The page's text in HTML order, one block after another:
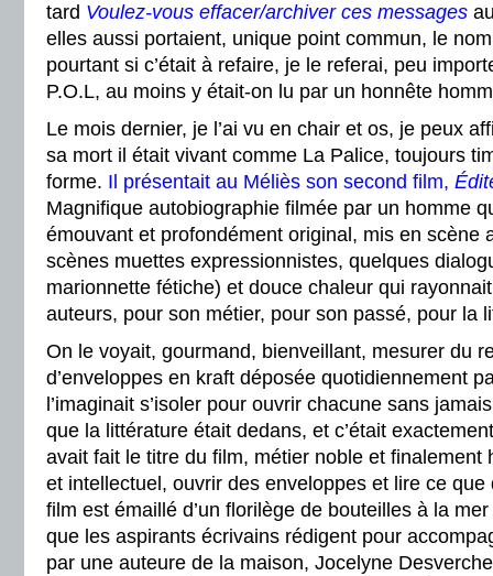
tard Voulez-vous effacer/archiver ces messages
elles aussi portaient, unique point commun, le
pourtant si c’était à refaire, je le referai, peu
P.O.L, au moins y était-on lu par un honnête
Le mois dernier, je l’ai vu en chair et os, je peux
sa mort il était vivant comme La Palice, toujours
forme. Il présentait au Méliès son second film,
Magnifique autobiographie filmée par un homme
émouvant et profondément original, mis en scène
scènes muettes expressionnistes, quelques
marionnette fétiche) et douce chaleur qui
auteurs, pour son métier, pour son passé, pour la
On le voyait, gourmand, bienveillant, mesurer du
d’enveloppes en kraft déposée quotidiennement
l’imaginait s’isoler pour ouvrir chacune sans
que la littérature était dedans, et c’était
avait fait le titre du film, métier noble et finalement
et intellectuel, ouvrir des enveloppes et lire ce que
film est émaillé d’un florilège de bouteilles à la
que les aspirants écrivains rédigent pour
par une auteure de la maison, Jocelyne